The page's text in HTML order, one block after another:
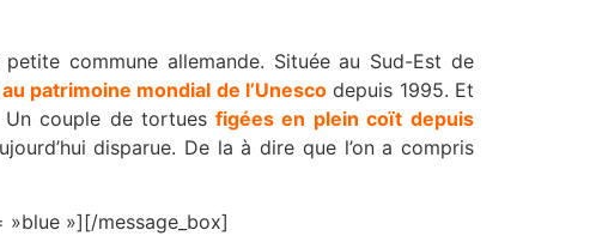
commune allemande. Située au Sud-Est de
patrimoine mondial de l’Unesco depuis 1995. Et
Un couple de tortues figées en plein coït depuis
disparue. De la à dire que l’on a compris
»blue »][/message_box]